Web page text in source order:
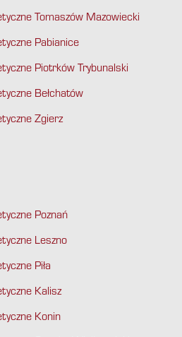
Tomaszów Mazowiecki
Pabianice
Piotrków Trybunalski
Bełchatów
Zgierz
Poznań
Leszno
Piła
Kalisz
Konin